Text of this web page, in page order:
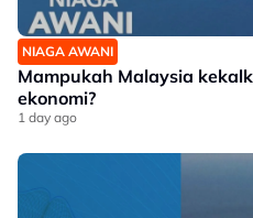
NIAGA AWANI
Mampukah Malaysia
ekonomi?
1 day ago